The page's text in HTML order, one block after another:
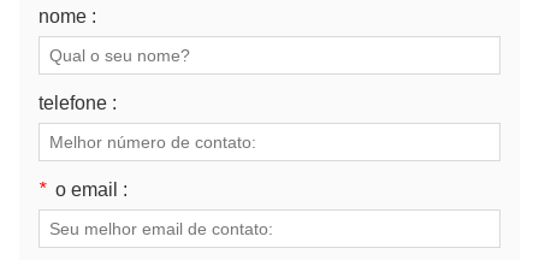
nome :
telefone :
* o email :